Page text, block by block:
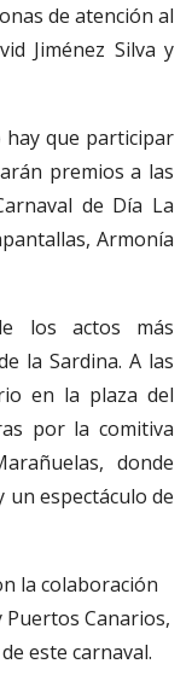
de atención al
Jiménez Silva y
hay que participar
premios a las
de Día La
Armonía
los actos más
la Sardina. A las
en la plaza del
por la comitiva
donde
un espectáculo de
la colaboración
Canarios,
este carnaval.